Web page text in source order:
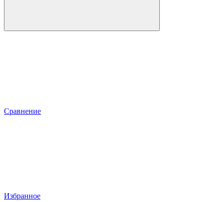
Сравнение
Избранное